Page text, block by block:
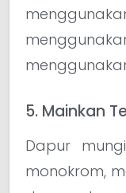
5. Mainkan
Dapur
monokrom,